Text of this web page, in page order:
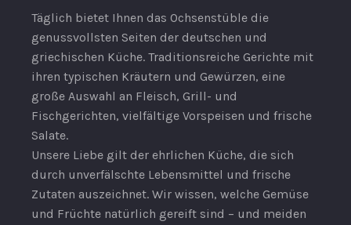
Täglich bietet Ihnen das Ochsenstüble die
genussvollsten Seiten der deutschen und
griechischen Küche. Traditionsreiche Gerichte mit
ihren typischen Kräutern und Gewürzen, eine
große Auswahl an Fleisch, Grill- und
Fischgerichten, vielfältige Vorspeisen und frische
Salate.
Unsere Liebe gilt der ehrlichen Küche, die sich
durch unverfälschte Lebensmittel und frische
Zutaten auszeichnet. Wir wissen, welche Gemüse
und Früchte natürlich gereift sind – und meiden